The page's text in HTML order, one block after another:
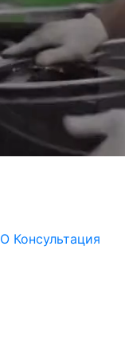
Консультация